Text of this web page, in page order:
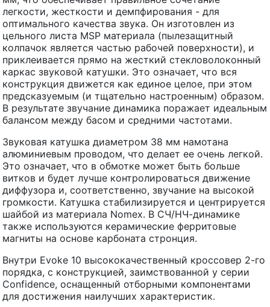
легкости, жесткости и демпфирования - для
оптимального качества звука. Он изготовлен из
цельного листа MSP материала (пылезащитный
колпачок является частью рабочей поверхности), и
приклеивается прямо на жесткий стекловолоконный
каркас звуковой катушки. Это означает, что вся
конструкция движется как единое целое, при этом
предсказуемым (и тщательно настроенным) образом.
В результате звучание динамика поражает идеальным
балансом между басом и средними частотами.
Звуковая катушка диаметром 38 мм намотана
алюминиевым проводом, что делает ее очень легкой.
Это означает, что в обмотке может быть больше
витков и будет лучше контролироваться движение
диффузора и, соответственно, звучание на высокой
громкости. Катушка стабилизируется и центрируется
шайбой из материала Nomex. В СЧ/НЧ-динамике
также используются керамические ферритовые
магниты на основе карбоната стронция.
Внутри Evoke 10 высококачественный кроссовер 2-го
порядка, с конструкцией, заимствованной у серии
Confidence, оснащенный отборными компонентами
для достижения наилучших характеристик.